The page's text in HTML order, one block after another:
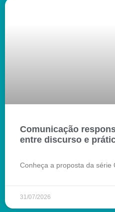
Comunicação
entre discurso e
Conheça a proposta da série
31/07/2026